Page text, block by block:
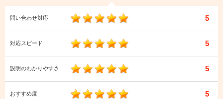
問い合わせ対応 5
対応スピード 5
説明のわかりやすさ 5
おすすめ度 5